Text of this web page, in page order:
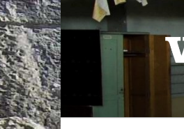
Zum
Inhalt
springen